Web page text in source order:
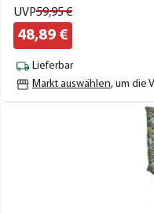
UVP59,95€
48,89 €
Lieferbar
Markt auswählen, um die